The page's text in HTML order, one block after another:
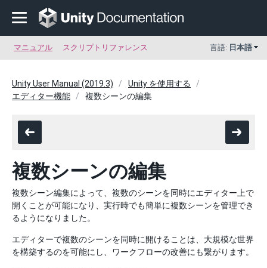
マニュアル スクリプトリファレンス 言語: 日本語
Unity User Manual (2019.3)
Unity を使用する
エディター機能
複数シーンの編集
複数シーンの編集
複数シーン編集によって、複数のシーンを同時にエディター上で
開くことが可能になり、実行時でも簡単に複数シーンを管理でき
るようになりました。
エディターで複数のシーンを同時に開けることは、大規模な世界
を構築するのを可能にし、ワークフローの改善にも繋がります。